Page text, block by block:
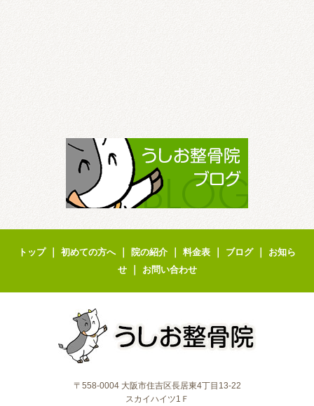
トップ｜ 初めての方へ｜ 院の紹介 ｜ 料金表 ｜ ブログ｜ お知ら
せ｜ お問い合わせ
〒558-0004 大阪市住吉区長居東4丁目13-22
スカイハイツ1Ｆ